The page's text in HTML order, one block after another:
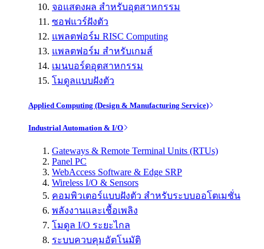
จอแสดงผล สำหรับอุตสาหกรรม
ซอฟแวร์ฝังตัว
แพลตฟอร์ม RISC Computing
แพลตฟอร์ม สำหรับเกมส์
เมนบอร์ดอุตสาหกรรม
โมดูลแบบฝังตัว
Applied Computing (Design & Manufacturing Service)
Industrial Automation & I/O
Gateways & Remote Terminal Units (RTUs)
Panel PC
WebAccess Software & Edge SRP
Wireless I/O & Sensors
คอมพิวเตอร์แบบฝังตัว สำหรับระบบออโตเมชั่น
พลังงานและเชื้อเพลิง
โมดูล I/O ระยะไกล
ระบบควบคุมอัตโนมัติ